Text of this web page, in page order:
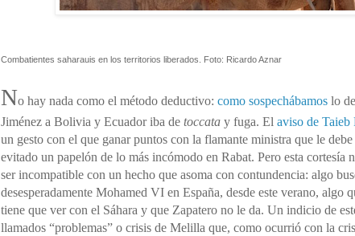
Combatientes saharauis en los territorios liberados. Foto: Ricardo Aznar
No hay nada como el método deductivo: como sospechábamos lo
Jiménez a Bolivia y Ecuador iba de toccata y fuga. El aviso de Taieb
un gesto con el que ganar puntos con la flamante ministra que le debe
evitado un papelón de lo más incómodo en Rabat. Pero esta cortesía
ser incompatible con un hecho que asoma con contundencia: algo
desesperadamente Mohamed VI en España, desde este verano, algo
tiene que ver con el Sáhara y que Zapatero no le da. Un indicio de
llamados “problemas” o crisis de Melilla que, como ocurrió con la